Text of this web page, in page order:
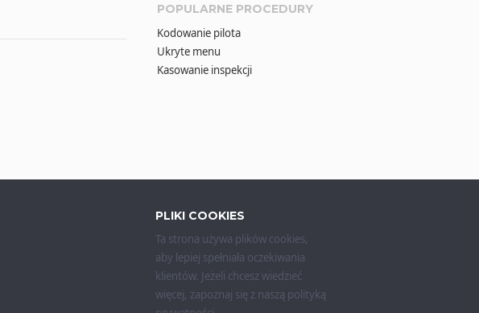
POPULARNE PROCEDURY
Kodowanie pilota
Ukryte menu
Kasowanie inspekcji
PLIKI COOKIES
Ta strona używa plików cookies,
aby lepiej spełniała oczekiwania
klientów. Jeżeli chcesz wiedzieć
więcej, zapoznaj się z naszą polityką